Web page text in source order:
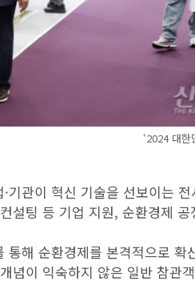
‘2024 대한
기관이 혁신 기술을 선보이는
설팅 등 기업 지원, 순환경제
통해 순환경제를 본격적으로
념이 익숙하지 않은 일반 참관